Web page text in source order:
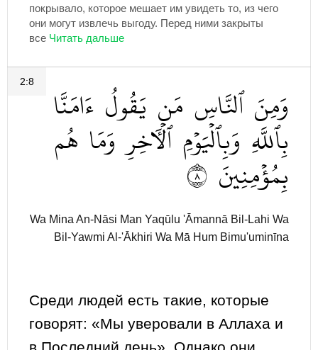
покрывало, которое мешает им увидеть то, из чего
они могут извлечь выгоду. Перед ними закрыты
все
2:8 وَمِنَ ٱلنَّاسِ مَن يَقُولُ ءَامَنَّا
بِٱللَّهِ وَبِٱلۡيَوۡمِ ٱلۡأٓخِرِ وَمَا هُم
بِمُؤۡمِنِينَ ٨
Wa Mina An-Nāsi Man Yaqūlu 'Āmannā Bil-Lahi Wa
Bil-Yawmi Al-'Ākhiri Wa Mā Hum Bimu'uminīna
Среди людей есть такие, которые
говорят: «Мы уверовали в Аллаха и